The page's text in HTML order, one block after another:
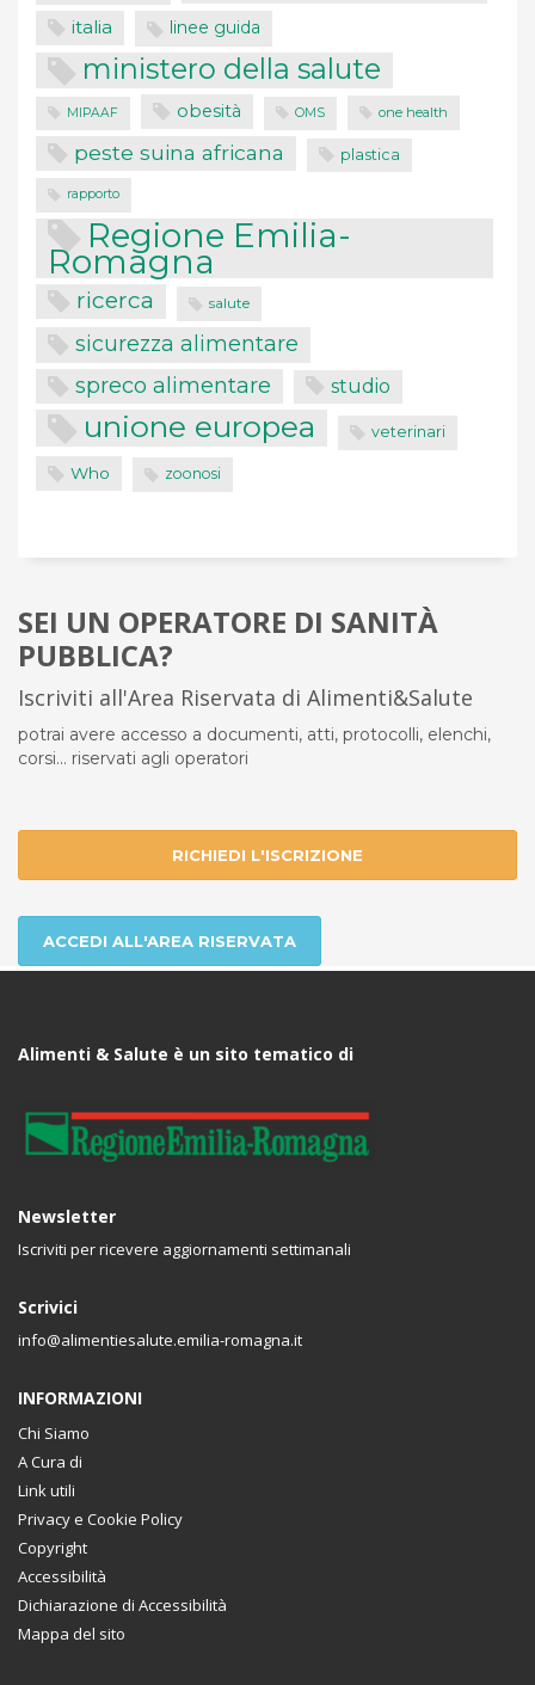
italia linee guida
ministero della salute
MIPAAF obesità OMS one health
peste suina africana plastica
rapporto
Regione Emilia-
Romagna
ricerca salute
sicurezza alimentare
spreco alimentare studio
unione europea veterinari
Who zoonosi
SEI UN OPERATORE DI SANITÀ
PUBBLICA?
Iscriviti all'Area Riservata di Alimenti&Salute
potrai avere accesso a documenti, atti, protocolli, elenchi,
corsi... riservati agli operatori
RICHIEDI L'ISCRIZIONE
ACCEDI ALL'AREA RISERVATA
Alimenti & Salute è un sito tematico di
Newsletter
Iscriviti per ricevere aggiornamenti settimanali
Scrivici
info@alimentiesalute.emilia-romagna.it
INFORMAZIONI
Chi Siamo
A Cura di
Link utili
Privacy e Cookie Policy
Copyright
Accessibilità
Dichiarazione di Accessibilità
Mappa del sito